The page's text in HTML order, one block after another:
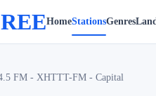
HomeStationsGenres
FM - XHTTT-FM - Capital